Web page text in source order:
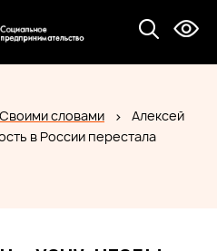
Своими словами
Алексей
в России перестала